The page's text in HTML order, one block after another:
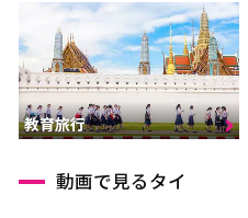
教育旅行
動画で見るタイ